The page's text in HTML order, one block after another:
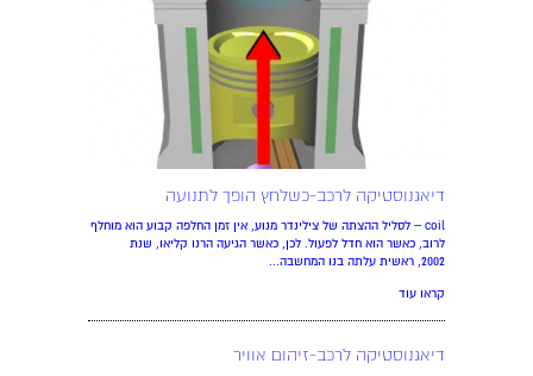
דיאגנוסטיקה לרכב-כשלחץ הופך לתנועה
coil – לסליל ההצתה של צילינדר מנוע, אין זמן החלפה קבוע הוא מוחלף
לרוב, כאשר הוא חדל לפעול. לכן, כאשר הגיעה הרנו קליאו, שנת
2002, ראשית עלתה בנו המחשבה...
קראו עוד
דיאגנוסטיקה לרכב-זיהום אוויר